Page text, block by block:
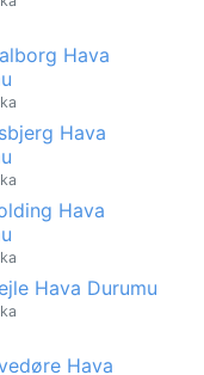
Hava
Hava
Hava
Hava Durumu
Hava